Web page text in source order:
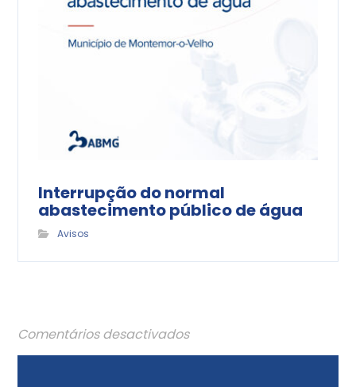
Interrupção do normal
abastecimento público de água
Avisos
Comentários desactivados